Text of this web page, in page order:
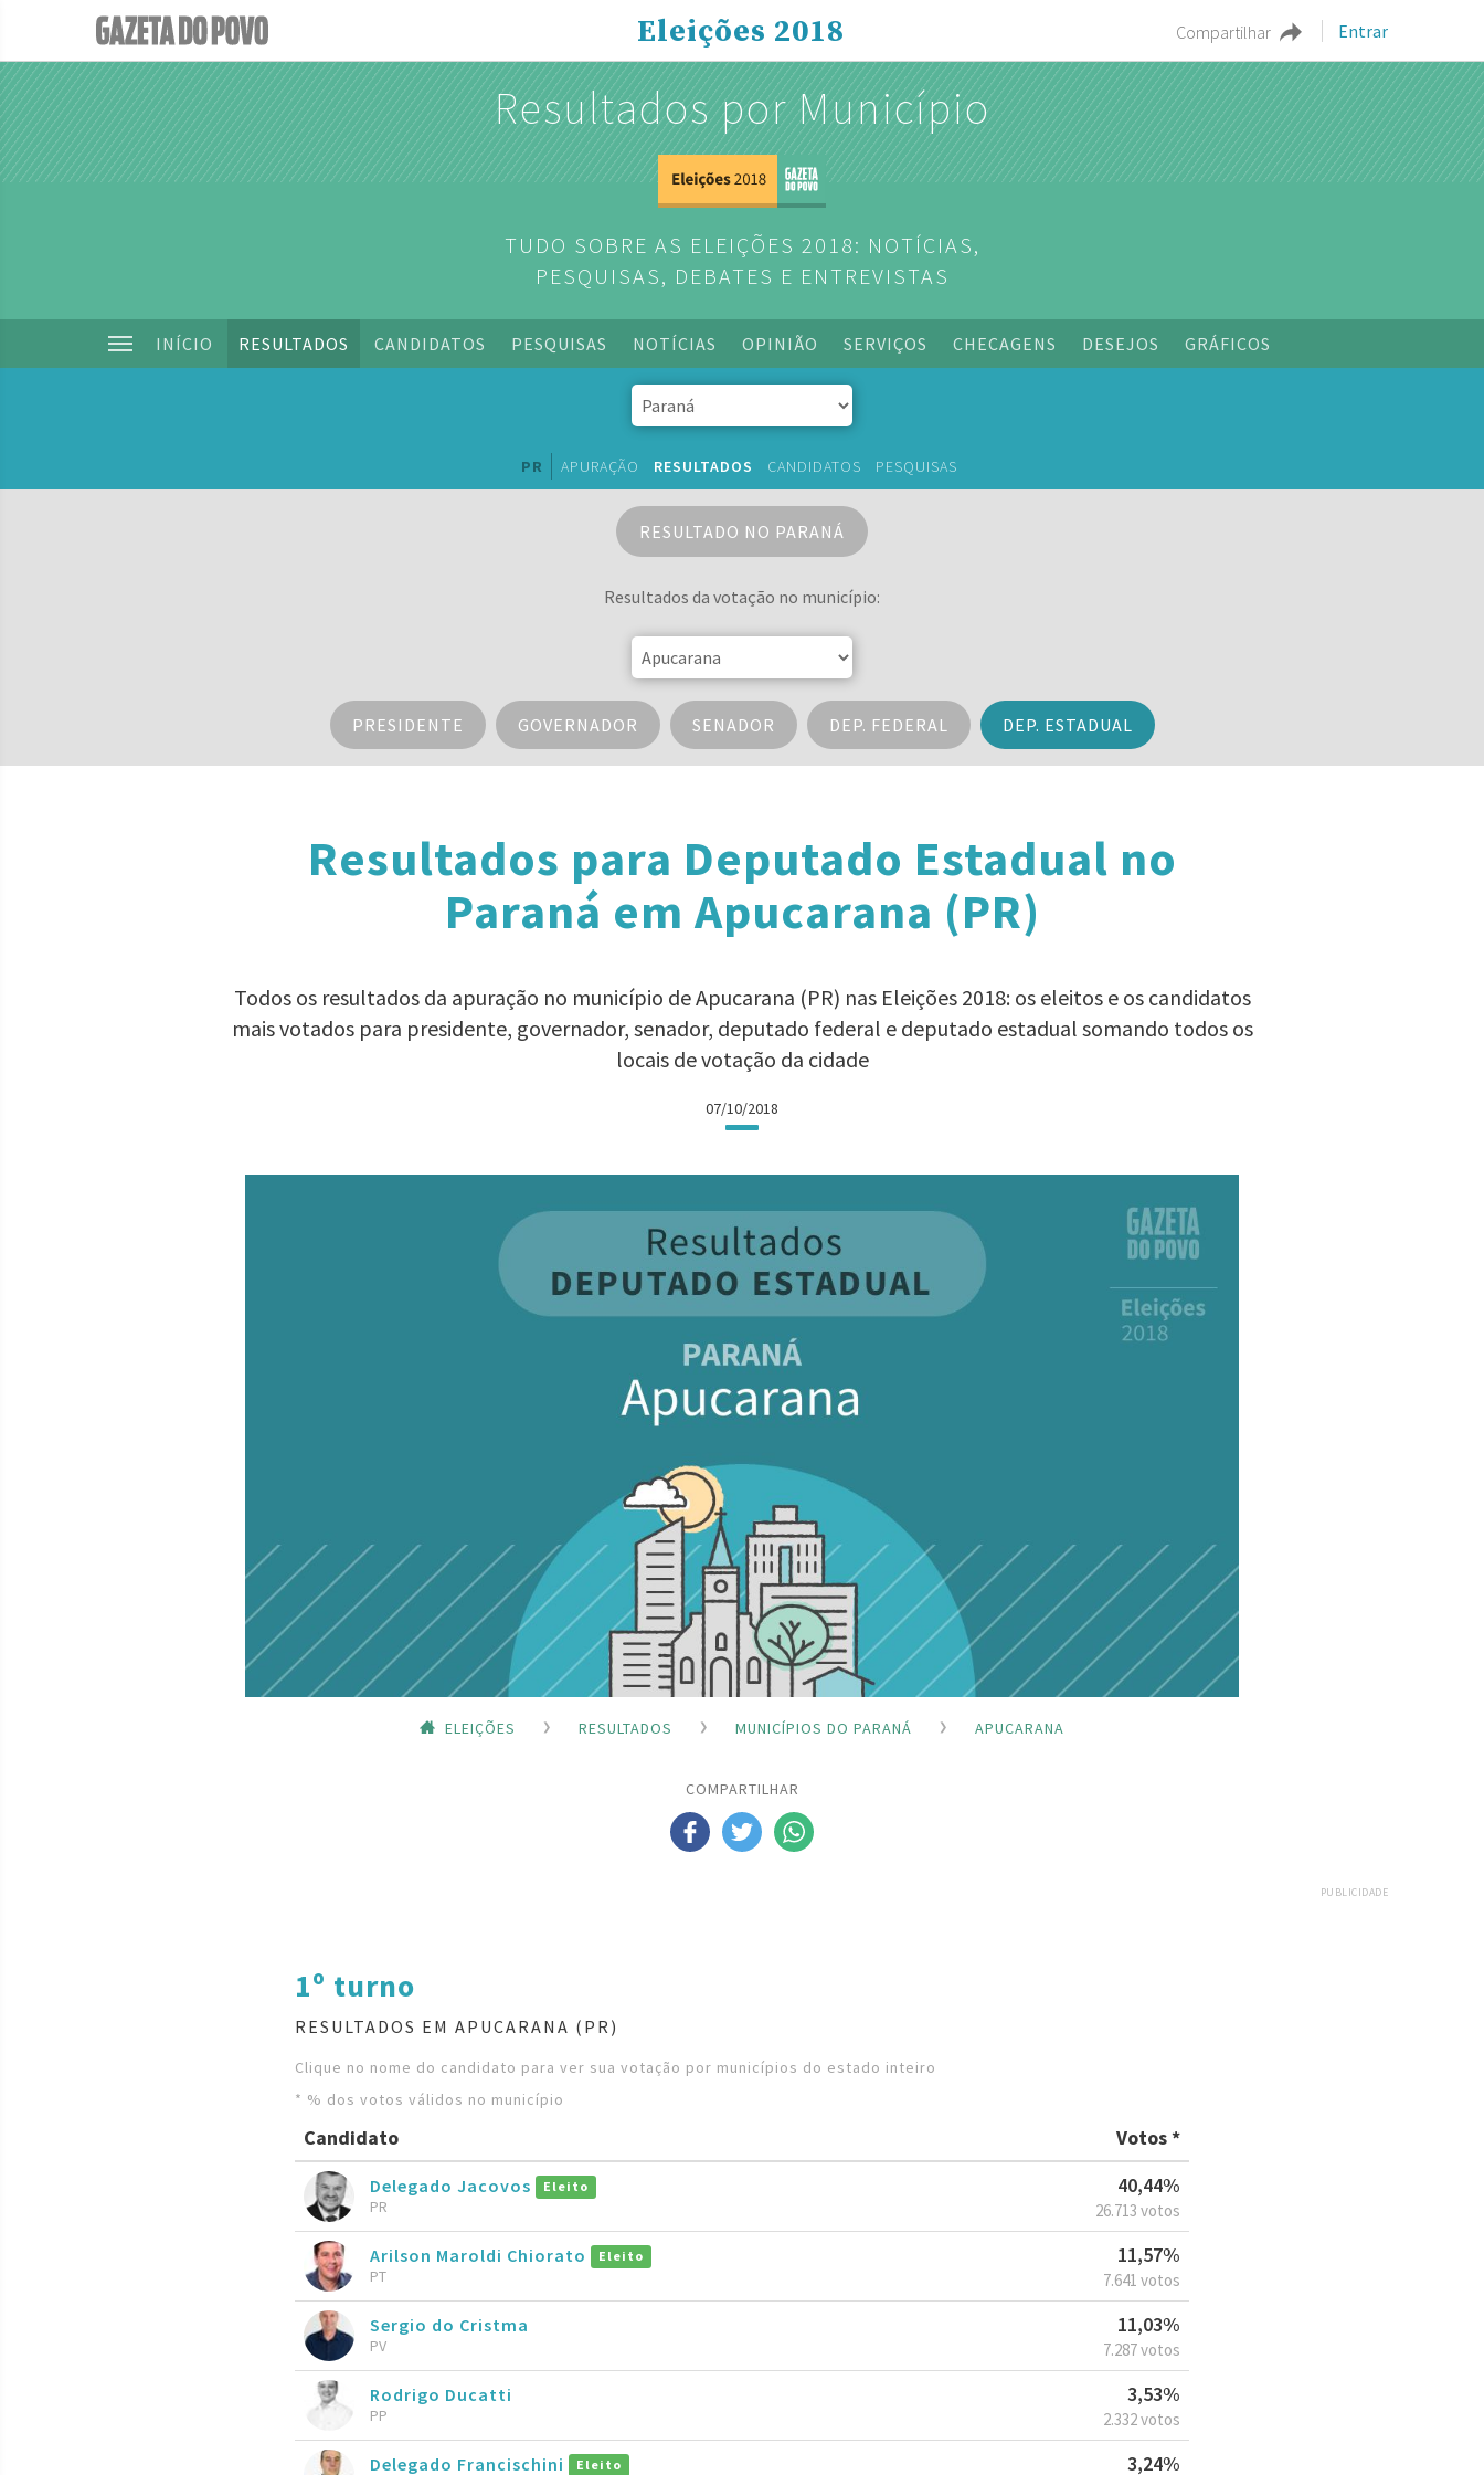
Compartilhar Entrar
Eleições 2018
Resultados por Município
TUDO SOBRE AS ELEIÇÕES 2018: NOTÍCIAS,
PESQUISAS, DEBATES E ENTREVISTAS
INÍCIO RESULTADOS CANDIDATOS PESQUISAS NOTÍCIAS OPINIÃO SERVIÇOS CHECAGENS DESEJOS GRÁFICOS
PR APURAÇÃO RESULTADOS CANDIDATOS PESQUISAS
RESULTADO NO PARANÁ
Resultados da votação no município:
PRESIDENTE GOVERNADOR SENADOR DEP. FEDERAL DEP. ESTADUAL
Resultados para Deputado Estadual no
Paraná em Apucarana (PR)
Todos os resultados da apuração no município de Apucarana (PR) nas Eleições 2018: os eleitos e os candidatos
mais votados para presidente, governador, senador, deputado federal e deputado estadual somando todos os
locais de votação da cidade
07/10/2018
ELEIÇÕES RESULTADOS MUNICÍPIOS DO PARANÁ APUCARANA
COMPARTILHAR
PUBLICIDADE
1º turno
RESULTADOS EM APUCARANA (PR)
Clique no nome do candidato para ver sua votação por municípios do estado inteiro
* % dos votos válidos no município
Candidato Votos *
Delegado Jacovos Eleito
PR
40,44%
26.713 votos
Arilson Maroldi Chiorato Eleito
PT
11,57%
7.641 votos
Sergio do Cristma
PV
11,03%
7.287 votos
Rodrigo Ducatti
PP
3,53%
2.332 votos
Delegado Francischini Eleito 3,24%